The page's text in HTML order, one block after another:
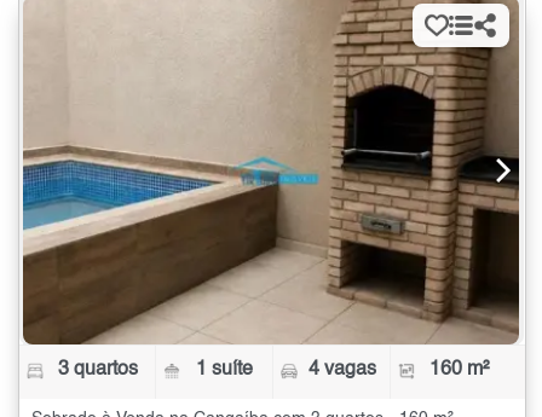
3 quartos 1 suíte 4 vagas 160 m²